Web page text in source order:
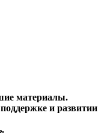
материалы.
и развитии